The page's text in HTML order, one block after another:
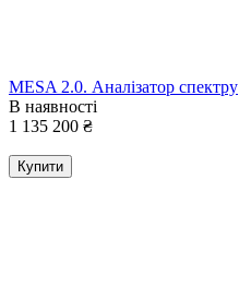
MESA 2.0. Аналізатор спектру
В наявності
1 135 200 ₴
Купити